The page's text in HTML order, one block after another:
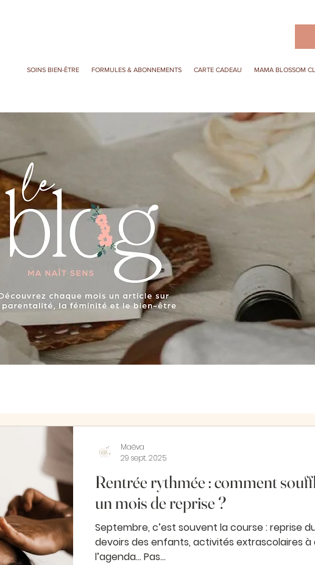
SOINS BIEN-ÊTRE FORMULES & ABONNEMENTS CARTE CADEAU MAMA BLOSSOM
Rentrée rythmée : comment
un mois de reprise ?
Septembre, c’est souvent la course : reprise du travail,
devoirs des enfants, activités extrascolaires à
l’agenda… Pas...
Maëva
29 sept. 2025